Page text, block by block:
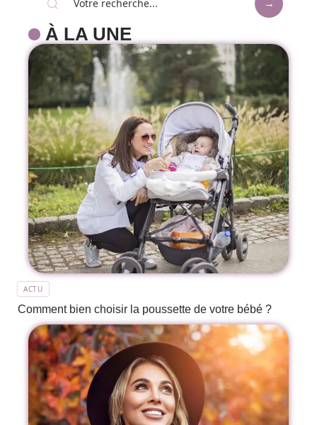
À LA UNE
ACTU
Comment bien choisir la poussette de votre bébé ?